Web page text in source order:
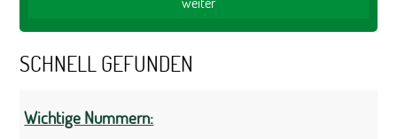
SCHNELL GEFUNDEN
Wichtige Nummern: